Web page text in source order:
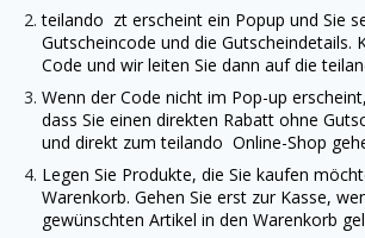
teilando zt erscheint ein Popup und Sie
Gutscheincode und die Gutscheindetails.
Code und wir leiten Sie dann auf die
Wenn der Code nicht im Pop-up
dass Sie einen direkten Rabatt ohne
und direkt zumteilando Online-Shop
Legen Sie Produkte, die Sie kaufen
Warenkorb. Gehen Sie erst zur Kasse,
gewünschten Artikel in den Warenkorb